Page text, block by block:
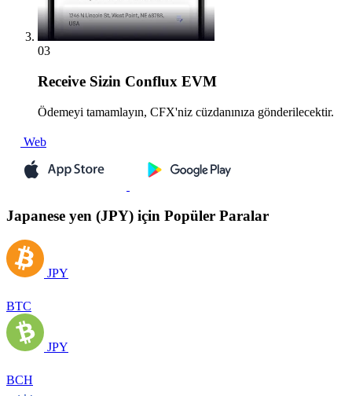
03
Receive Sizin Conflux EVM
Ödemeyi tamamlayın, CFX'niz cüzdanınıza gönderilecektir.
Web
Japanese yen (JPY) için Popüler Paralar
JPY
BTC
JPY
BCH